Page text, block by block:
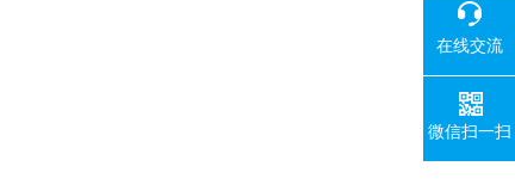
在线交流
微信扫一扫